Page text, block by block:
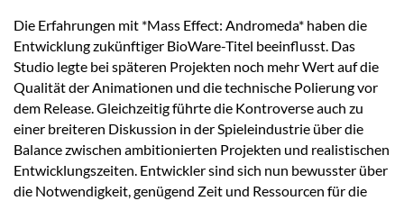
Die Erfahrungen mit *Mass Effect: Andromeda* haben die
Entwicklung zukünftiger BioWare-Titel beeinflusst. Das
Studio legte bei späteren Projekten noch mehr Wert auf die
Qualität der Animationen und die technische Polierung vor
dem Release. Gleichzeitig führte die Kontroverse auch zu
einer breiteren Diskussion in der Spieleindustrie über die
Balance zwischen ambitionierten Projekten und realistischen
Entwicklungszeiten. Entwickler sind sich nun bewusster über
die Notwendigkeit, genügend Zeit und Ressourcen für die